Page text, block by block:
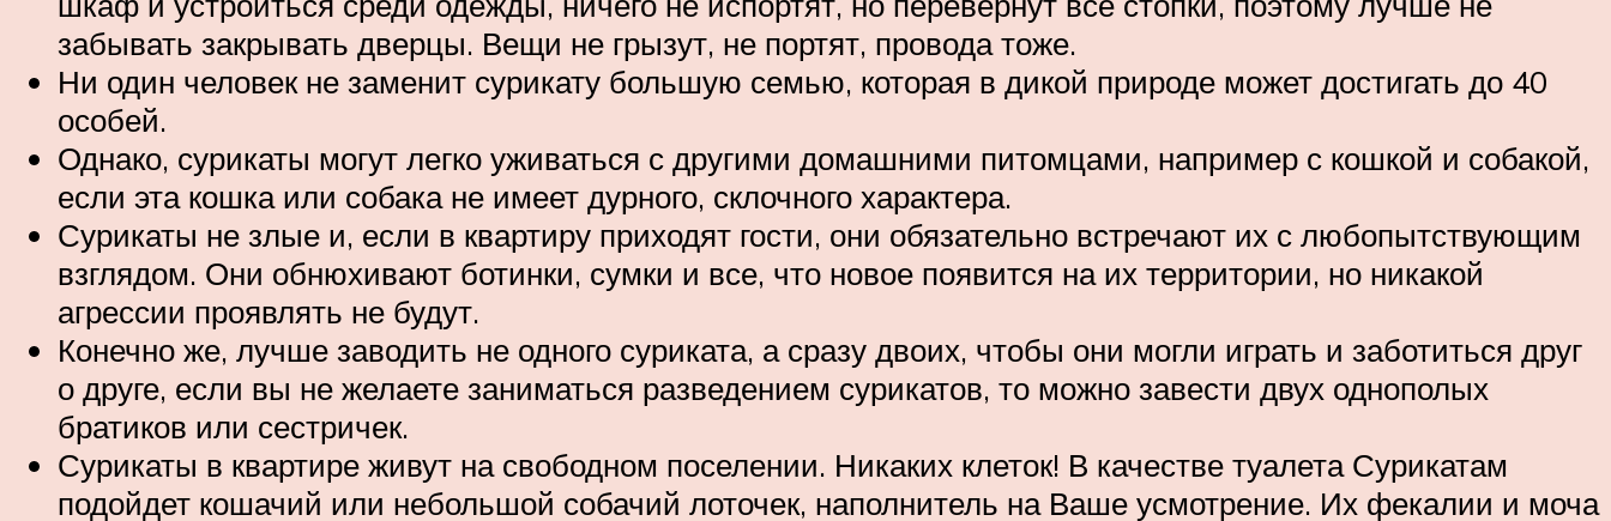
забывать закрывать дверцы. Вещи не грызут, не портят, провода тоже.
Ни один человек не заменит сурикату большую семью, которая в дикой природе может достигать до 40
особей.
Однако, сурикаты могут легко уживаться с другими домашними питомцами, например с кошкой и собакой,
если эта кошка или собака не имеет дурного, склочного характера.
Сурикаты не злые и, если в квартиру приходят гости, они обязательно встречают их с любопытствующим
взглядом. Они обнюхивают ботинки, сумки и все, что новое появится на их территории, но никакой
агрессии проявлять не будут.
Конечно же, лучше заводить не одного суриката, а сразу двоих, чтобы они могли играть и заботиться друг
о друге, если вы не желаете заниматься разведением сурикатов, то можно завести двух однополых
братиков или сестричек.
Сурикаты в квартире живут на свободном поселении. Никаких клеток! В качестве туалета Сурикатам
подойдет кошачий или небольшой собачий лоточек, наполнитель на Ваше усмотрение. Их фекалии и моча